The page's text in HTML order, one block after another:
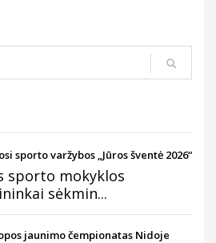
sporto varžybos „Jūros šventė 2026“
sporto mokyklos
sėkmin...
jaunimo čempionatas Nidoje